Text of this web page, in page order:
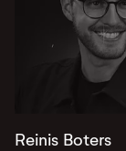
Reinis Boters